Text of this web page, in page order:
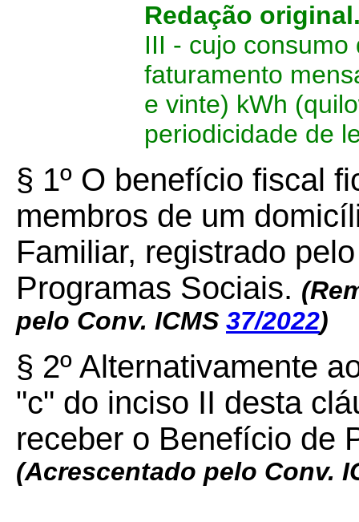
Redação
III - cujo
faturamento
e vinte) kWh
periodicidade de
§ 1º O benefício fiscal
membros de um
Familiar, registrado
Programas Sociais.
pelo Conv. ICMS 37/2022)
§ 2º Alternativamente
"c" do inciso II desta
receber o Benefício de
(Acrescentado pelo Conv.